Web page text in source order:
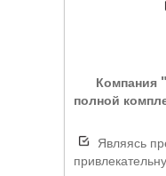
Компания
полной
Являясь